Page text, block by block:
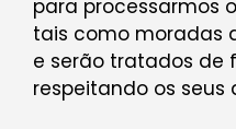
para processarmos
tais como moradas
e serão tratados de
respeitando os seus